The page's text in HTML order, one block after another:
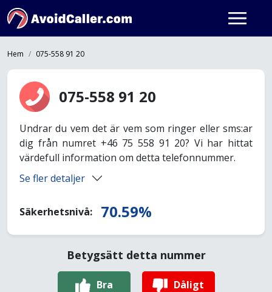
Hem 075-558 91 20
075-558 91 20
Undrar du vem det är vem som ringer eller sms:ar
dig från numret +46 75 558 91 20? Vi har hittat
värdefull information om detta telefonnummer.
Se fler detaljer
Säkerhetsnivå: 70.59%
Betygsätt detta nummer
Bra Dåligt